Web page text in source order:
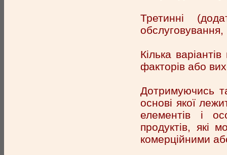
Третинні
обслуговування,
Кілька
факторів або
Дотримуючись
основі якої
елементів і
продуктів, які
комерційними